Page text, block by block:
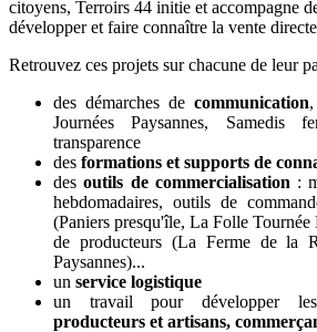
citoyens, Terroirs 44 initie et accompagne
développer et faire connaître la vente
Retrouvez ces projets sur chacune de leur
des démarches decommunication
Journées Paysannes, Samedis
transparence
des formations et supports de
desoutils de commercialisation :
hebdomadaires, outils de
(Paniers presqu'île, La Folle Tournée
de producteurs (La Ferme de la
Paysannes)...
un service logistique
un travail pour développer
producteurs et artisans,